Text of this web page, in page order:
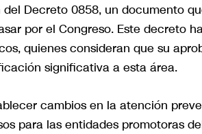
Decreto 0858, un documento
por el Congreso. Este decreto
quienes consideran que su
significativa a esta área.
cambios en la atención
para las entidades promotoras